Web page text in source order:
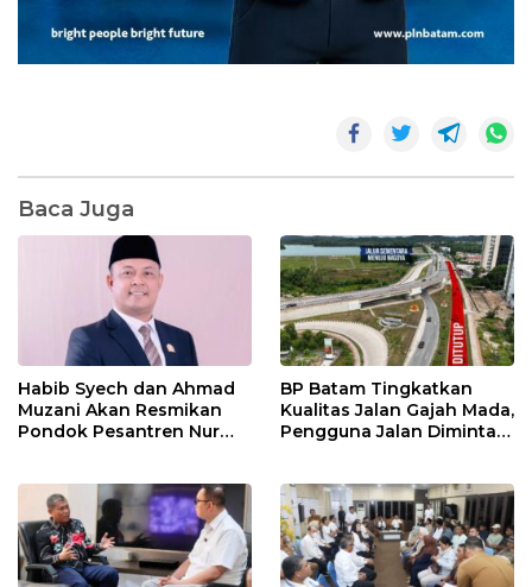
Baca Juga
Habib Syech dan Ahmad
Muzani Akan Resmikan
Pondok Pesantren Nur
BP Batam Tingkatkan
Kualitas Jalan Gajah Mada,
Pengguna Jalan Diminta